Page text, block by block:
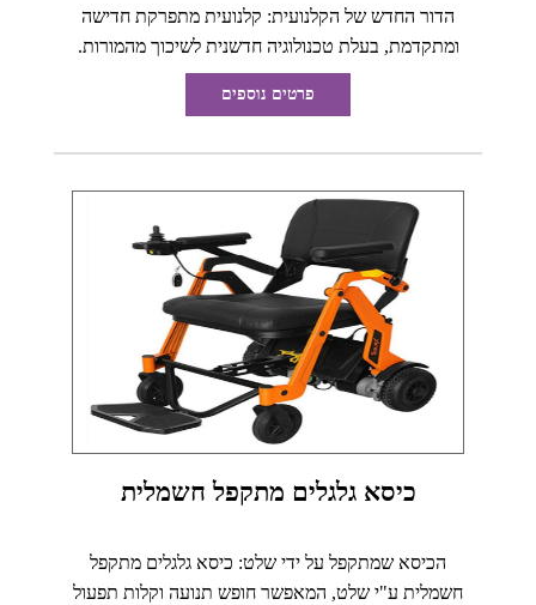
הדור החדש של הקלנועית: קלנועית מתפרקת חדישה
ומתקדמת, בעלת טכנולוגיה חדשנית לשיכוך מהמורות.
פרטים נוספים
כיסא גלגלים מתקפל חשמלית
הכיסא שמתקפל על ידי שלט: כיסא גלגלים מתקפל
חשמלית ע"י שלט, המאפשר חופש תנועה וקלות תפעול